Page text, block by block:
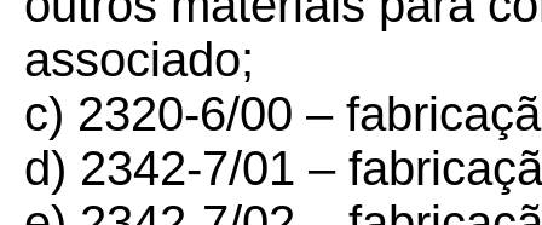
associado;
c) 2320-6/00 –
d) 2342-7/01 –